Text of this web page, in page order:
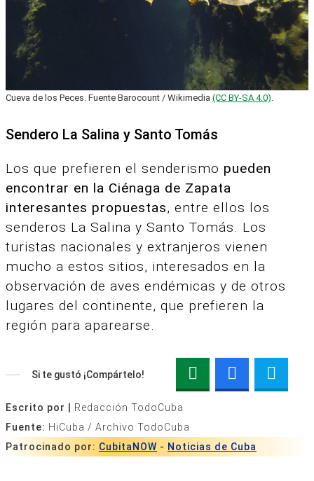
Cueva de los Peces. Fuente Barocount / Wikimedia (CC BY-SA 4.0)
Sendero La Salina y Santo Tomás
Los que prefieren el senderismo pueden
encontrar en la Ciénaga de Zapata
interesantes propuestas, entre ellos los
senderos La Salina y Santo Tomás. Los
turistas nacionales y extranjeros vienen
mucho a estos sitios, interesados en la
observación de aves endémicas y de otros
lugares del continente, que prefieren la
región para aparearse.
Si te gustó ¡Compártelo!
Escrito por |
Redacción TodoCuba
Fuente: HiCuba / Archivo TodoCuba
Patrocinado por: CubitaNOW - Noticias de Cuba